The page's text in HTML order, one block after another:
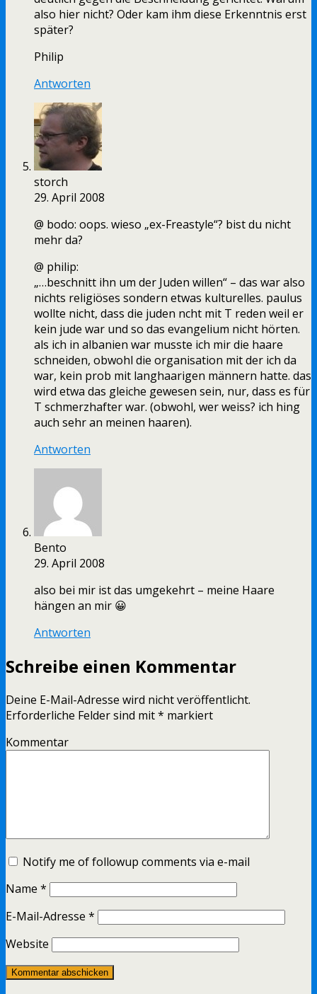
also hier nicht? Oder kam ihm diese Erkenntnis erst
später?
Philip
Antworten
storch
29. April 2008
@ bodo: oops. wieso „ex-Freastyle“? bist du nicht
mehr da?
@ philip:
„…beschnitt ihn um der Juden willen“ – das war also
nichts religiöses sondern etwas kulturelles. paulus
wollte nicht, dass die juden ncht mit T reden weil er
kein jude war und so das evangelium nicht hörten.
als ich in albanien war musste ich mir die haare
schneiden, obwohl die organisation mit der ich da
war, kein prob mit langhaarigen männern hatte. das
wird etwa das gleiche gewesen sein, nur, dass es für
T schmerzhafter war. (obwohl, wer weiss? ich hing
auch sehr an meinen haaren).
Antworten
Bento
29. April 2008
also bei mir ist das umgekehrt – meine Haare
hängen an mir 😀
Antworten
Schreibe einen Kommentar
Deine E-Mail-Adresse wird nicht veröffentlicht.
Erforderliche Felder sind mit* markiert
Kommentar
Notify me of followup comments via e-mail
Name *
E-Mail-Adresse *
Website